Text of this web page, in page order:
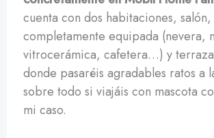
cuenta con dos habitaciones,
completamente equipada (nevera,
vitrocerámica, cafetera…) y
donde pasaréis agradables ratos a
sobre todo si viajáis con mascota
mi caso.